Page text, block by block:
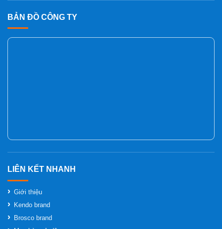
BẢN ĐỒ CÔNG TY
Giới thiệu
Kendo brand
Brosco brand